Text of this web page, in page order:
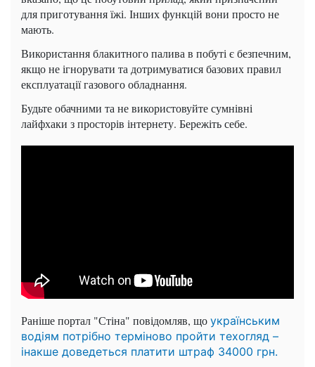
для приготування їжі. Інших функцій вони просто не
мають.
Використання блакитного палива в побуті є безпечним,
якщо не ігнорувати та дотримуватися базових правил
експлуатації газового обладнання.
Будьте обачними та не використовуйте сумнівні
лайфхаки з просторів інтернету. Бережіть себе.
Раніше портал "Стіна" повідомляв, що українським
водіям потрібно терміново пройти техогляд –
інакше доведеться платити штраф 34000 грн.